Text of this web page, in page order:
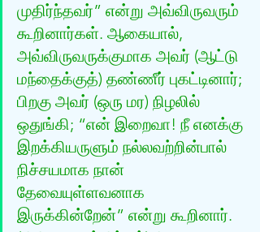
முதிர்ந்தவர்” என்று அவ்விருவரும்
கூறினார்கள். ஆகையால்,
அவ்விருவருக்குமாக அவர் (ஆட்டு
மந்தைக்குத்) தண்ணீர் புகட்டினார்;
பிறகு அவர் (ஒரு மர) நிழலில்
ஒதுங்கி; “என் இறைவா! நீ எனக்கு
இறக்கியருளும் நல்லவற்றின்பால்
நிச்சயமாக நான்
தேவையுள்ளவனாக
இருக்கின்றேன்” என்று கூறினார்.